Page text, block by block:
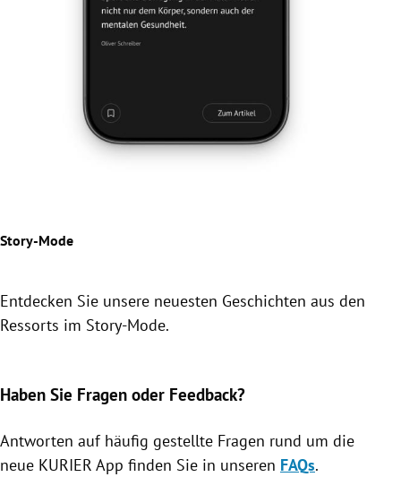
Story-Mode
Entdecken Sie unsere neuesten Geschichten aus den
Ressorts im Story-Mode.
Haben Sie Fragen oder Feedback?
Antworten auf häufig gestellte Fragen rund um die
neue KURIER App finden Sie in unseren FAQs.